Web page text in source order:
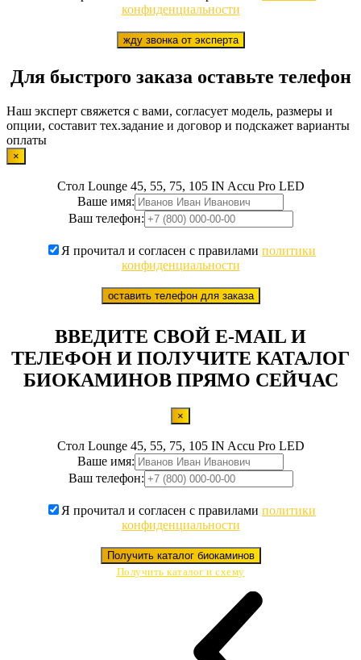
конфиденциальности
жду звонка от эксперта
Для быстрого заказа оставьте телефон
Наш эксперт свяжется с вами, согласует модель, размеры и
опции, составит тех.задание и договор и подскажет варианты
оплаты
×
Стол Lounge 45, 55, 75, 105 IN Accu Pro LED
Ваше имя:
Ваш телефон:
Я прочитал и согласен с правилами политики
конфиденциальности
оставить телефон для заказа
ВВЕДИТЕ СВОЙ E-MAIL И
ТЕЛЕФОН И ПОЛУЧИТЕ КАТАЛОГ
БИОКАМИНОВ ПРЯМО СЕЙЧАС
×
Стол Lounge 45, 55, 75, 105 IN Accu Pro LED
Ваше имя:
Ваш телефон:
Я прочитал и согласен с правилами политики
конфиденциальности
Получить каталог биокаминов
Получить каталог и схему